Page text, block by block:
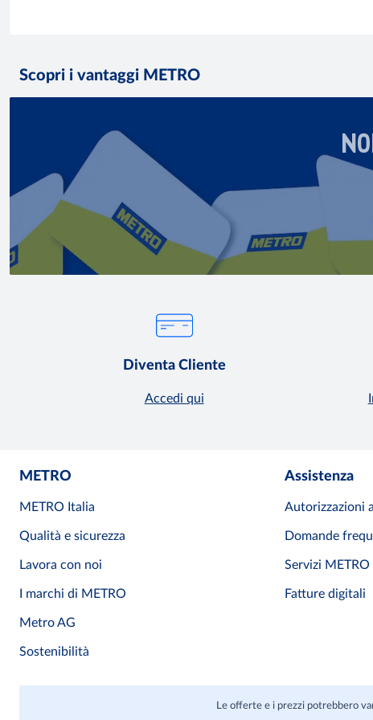
Scopri i vantaggi METRO
Diventa Cliente
Accedi qui
METRO
METRO Italia
Qualità e sicurezza
Lavora con noi
I marchi di METRO
Metro AG
Sostenibilità
Assistenza
Autorizzazioni
Domande
Servizi METRO
Fatture digitali
Le offerte e i prezzi potrebbero